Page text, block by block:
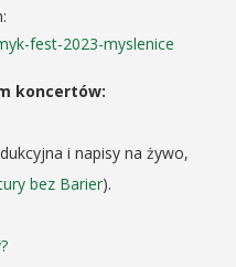
fest-2023-myslenice
koncertów:
i napisy na żywo,
bez Barier).